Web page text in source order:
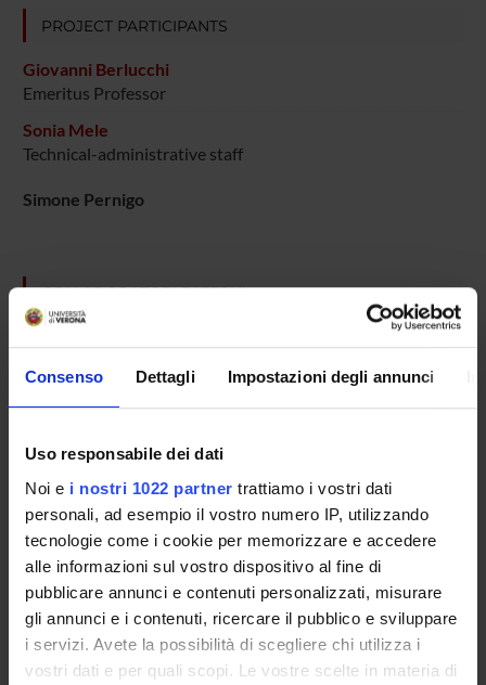
Consenso Dettagli Impostazioni degli annunci
Uso responsabile dei dati
Noi e i nostri 1022 partner trattiamo i vostri dati
personali, ad esempio il vostro numero IP, utilizzando
tecnologie come i cookie per memorizzare e accedere
alle informazioni sul vostro dispositivo al fine di
pubblicare annunci e contenuti personalizzati, misurare
gli annunci e i contenuti, ricercare il pubblico e sviluppare
i servizi. Avete la possibilità di scegliere chi utilizza i
vostri dati e per quali scopi. Le vostre scelte in materia di
PROJECT PARTICIPANTS
Giovanni Berlucchi
Emeritus Professor
Sonia Mele
Technical-administrative staff
Simone Pernigo
COLLABORATORI ESTERNI
Salvatore Maria Aglioti
Universita' di Roma "La Sapienza" Dip. Psicologia
Professore associato
SECTIONS
Physiology and Psychology Section